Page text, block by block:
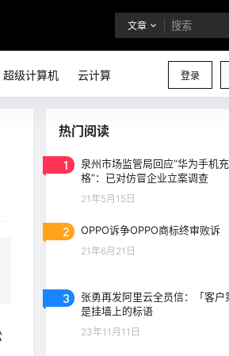
文章
登录
超级计算机 云计算
热门阅读
1
泉州市场监管局回应“华为手机
格”：已对仿冒企业立案调查
21年5月15日
2 OPPO诉争OPPO商标终审败诉
21年6月21日
3
张勇再发阿里云全员信：「客户
是挂墙上的标语
23年11月11日